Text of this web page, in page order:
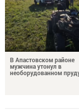
В Апастовском районе
мужчина утонул в
необорудованном